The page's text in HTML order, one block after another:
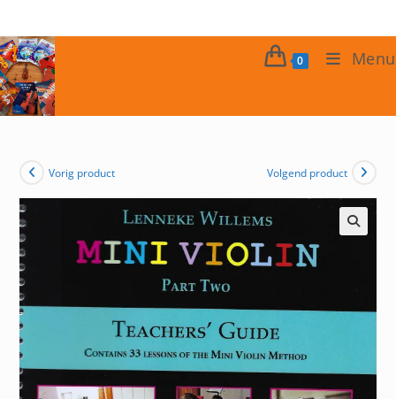
naar
inhoud
0 Menu
Vorig product Volgend product